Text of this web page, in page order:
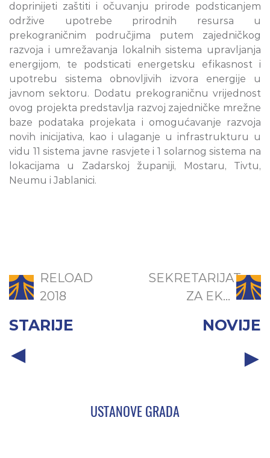
doprinijeti zaštiti i očuvanju prirode podsticanjem
održive upotrebe prirodnih resursa u
prekograničnim područjima putem zajedničkog
razvoja i umrežavanja lokalnih sistema upravljanja
energijom, te podsticati energetsku efikasnost i
upotrebu sistema obnovljivih izvora energije u
javnom sektoru. Dodatu prekograničnu vrijednost
ovog projekta predstavlja razvoj zajedničke mrežne
baze podataka projekata i omogućavanje razvoja
novih inicijativa, kao i ulaganje u infrastrukturu u
vidu 11 sistema javne rasvjete i 1 solarnog sistema na
lokacijama u Zadarskoj županiji, Mostaru, Tivtu,
Neumu i Jablanici.
RELOAD
2018
STARIJE
SEKRETARIJAT
ZA EK...
NOVIJE
USTANOVE GRADA